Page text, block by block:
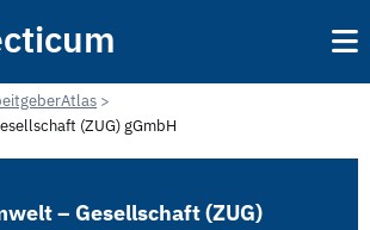
(ZUG) gGmbH
– Gesellschaft (ZUG)